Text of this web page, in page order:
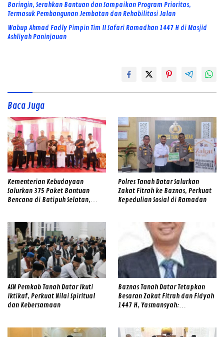
Baringin, Serahkan Bantuan dan Sampaikan Program Prioritas,
Termasuk Pembangunan Jembatan dan Rehabilitasi Jalan
Wabup Ahmad Fadly Pimpin Tim II Safari Ramadhan 1447 H di Masjid
Ashliyah Paninjauan
Baca Juga
Kementerian Kebudayaan
Salurkan 375 Paket Bantuan
Bencana di Batipuh Selatan,
Polres Tanah Datar Salurkan
Zakat Fitrah ke Baznas, Perkuat
Kepedulian Sosial di Ramadan
ASN Pemkab Tanah Datar Ikuti
Iktikaf, Perkuat Nilai Spiritual
dan Kebersamaan
Baznas Tanah Datar Tetapkan
Besaran Zakat Fitrah dan Fidyah
1447 H, Yasmansyah: